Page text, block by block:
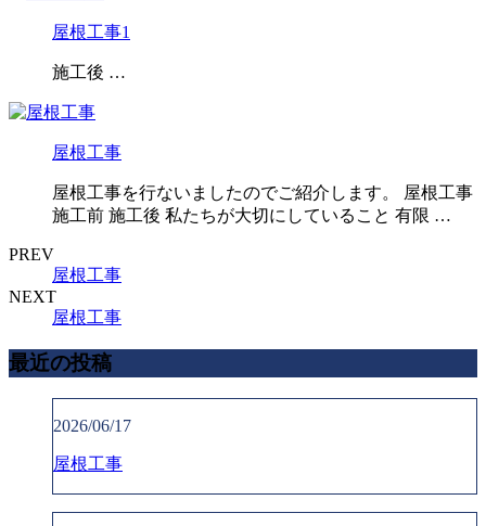
屋根工事1
施工後 …
屋根工事
屋根工事を行ないましたのでご紹介します。 屋根工事
施工前 施工後 私たちが大切にしていること 有限 …
PREV
屋根工事
NEXT
屋根工事
最近の投稿
2026/06/17
屋根工事